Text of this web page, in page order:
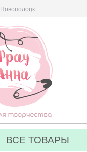
Новополоцк
ВСЕ ТОВАРЫ